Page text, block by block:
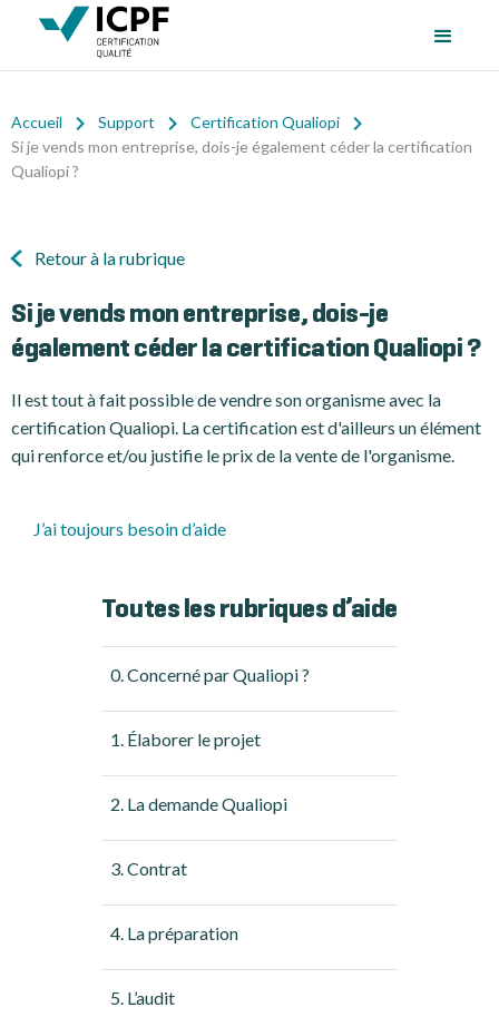
Accueil Support
Certification Qualiopi
Si je vends mon entreprise, dois-je également céder la certification
Qualiopi ?
Toutes les rubriques d’aide
0. Concerné par Qualiopi ?
1. Élaborer le projet
2. La demande Qualiopi
3. Contrat
4. La préparation
5. L’audit
Retour à la rubrique
Si je vends mon entreprise, dois-je
également céder la certification Qualiopi ?
Il est tout à fait possible de vendre son organisme avec la
certification Qualiopi. La certification est d'ailleurs un élément
qui renforce et/ou justifie le prix de la vente de l'organisme.
J’ai toujours besoin d’aide